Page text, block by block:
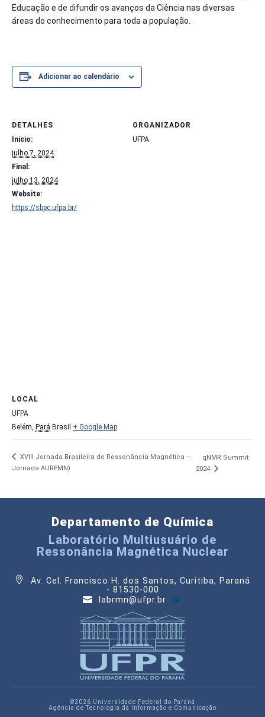
Educação e de difundir os avanços da Ciência nas diversas
áreas do conhecimento para toda a população.
Adicionar ao calendário
DETALHES
Início:
julho 7, 2024
Final:
julho 13, 2024
Website:
https://sbpc.ufpa.br/
ORGANIZADOR
UFPA
LOCAL
UFPA
Belém, Pará Brasil + Google Map
XVIII Jornada Brasileira de Ressonância Magnética –
Jornada AUREMN)
qNMR Summit
2024
Departamento de Química
Laboratório Multiusuário de
Ressonância Magnética Nuclear
Av. Cel. Francisco H. dos Santos, Curitiba, Paraná
- 81530-000
labrmn@ufpr.br
©2026 Universidade Federal do Paraná
Agência de Tecnologia da Informação e Comunicação